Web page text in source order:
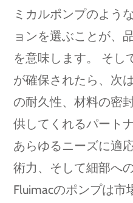
ミカルポンプのよう
ョンを選ぶことが、
を意味します。 そし
が確保されたら、次
の耐久性、材料の密
供してくれるパート
あらゆるニーズに適
術力、そして細部へ
Fluimacのポンプは市